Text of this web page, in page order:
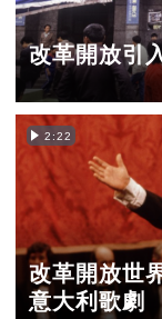
改革開放引
2:22
改革開放世
意大利歌劇